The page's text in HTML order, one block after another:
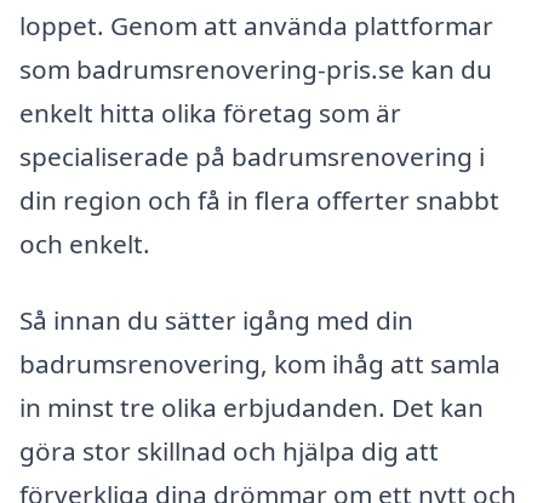
loppet. Genom att använda plattformar
som badrumsrenovering-pris.se kan du
enkelt hitta olika företag som är
specialiserade på badrumsrenovering i
din region och få in flera offerter snabbt
och enkelt.
Så innan du sätter igång med din
badrumsrenovering, kom ihåg att samla
in minst tre olika erbjudanden. Det kan
göra stor skillnad och hjälpa dig att
förverkliga dina drömmar om ett nytt och